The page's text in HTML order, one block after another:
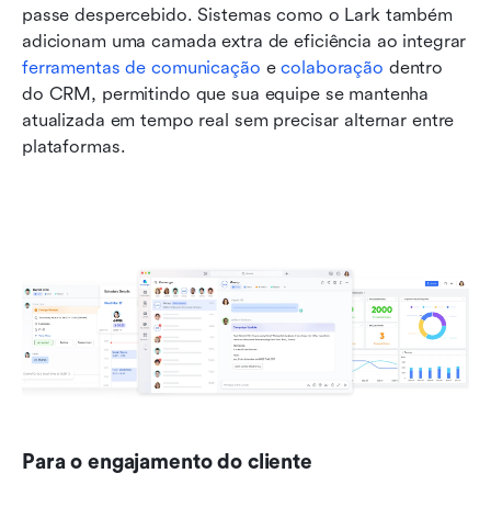
passe despercebido. Sistemas como o Lark também
ferramentas de comunicação e colaboração dentro
do CRM, permitindo que sua equipe se mantenha
atualizada em tempo real sem precisar alternar entre
plataformas.
Para o engajamento do cliente